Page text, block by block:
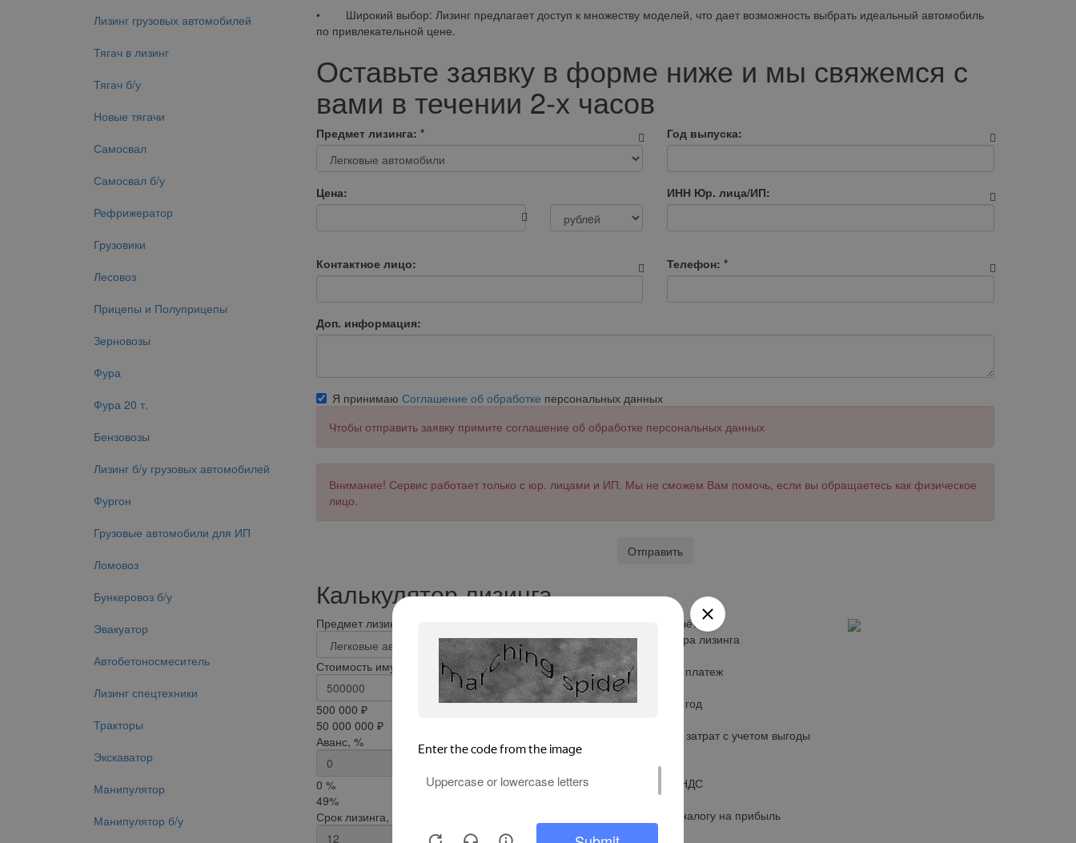
Лизинг грузовых автомобилей
Тягач в лизинг
Тягач б/у
Новые тягачи
Самосвал
Самосвал б/у
Рефрижератор
Грузовики
Лесовоз
Прицепы и Полуприцепы
Зерновозы
Фура
Фура 20 т.
Бензовозы
Лизинг б/у грузовых автомобилей
Фургон
Грузовые автомобили для ИП
Ломовоз
Бункеровоз б/у
Эвакуатор
Автобетоносмеситель
Лизинг спецтехники
Тракторы
Экскаватор
Манипулятор
Манипулятор б/у
• Широкий выбор: Лизинг предлагает доступ к множеству моделей, что дает возможность выбрать идеальный автомобиль
по привлекательной цене.
Оставьте заявку в форме ниже и мы свяжемся с
вами в течении 2-х часов
Предмет лизинга: * Год выпуска:
Цена: ИНН Юр. лица/ИП:
Контактное лицо: Телефон:*
Доп. информация:
Я принимаю Соглашение об обработке персональных данных
Чтобы отправить заявку примите соглашение об обработке персональных данных
Внимание! Сервис работает только с юр. лицами и ИП. Мы не сможем Вам помочь, если вы обращаетесь как физическое
лицо.
Отправить
Калькулятор лизинга
Предмет лизинга
Стоимость имущества, рублей
500 000 ₽
50 000 000 ₽
Аванс, %
0 %
49%
Срок лизинга, месяцев
Результат расчёта
Сумма договора лизинга
0
Ежемесячный платеж
0
Удорожание в год
Общая сумма затрат с учетом выгоды
Возмещение НДС
Экономия по налогу на прибыль